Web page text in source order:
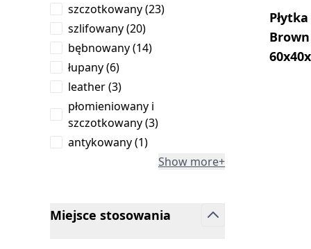
szczotkowany(23products available
)
szlifowany(20products available
)
bębnowany(14products available
)
łupany(6products available
)
leather(3products available
)
płomieniowany i
szczotkowany(3products available
)
antykowany(1products available
)
Show more+
Miejsce stosowania